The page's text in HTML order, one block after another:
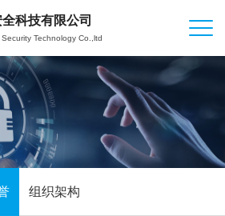
科技有限公司
Technology Co.,ltd
组织架构